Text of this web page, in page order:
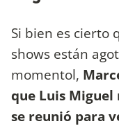
Si bien es cierto
shows están
momentol,
que Luis
se reunió para